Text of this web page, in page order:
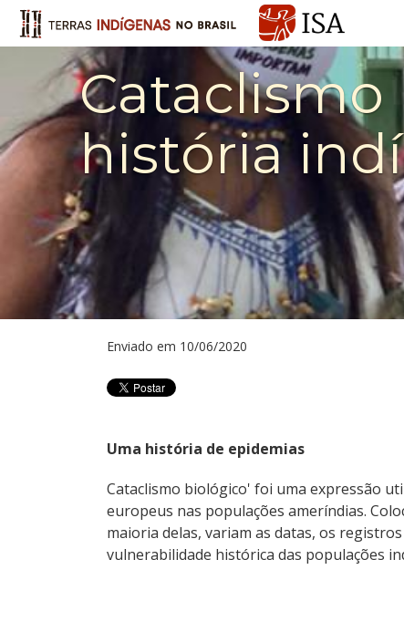
história
Enviado em 10/06/2020
Uma história de epidemias
Cataclismo biológico' foi uma expressão
europeus nas populações ameríndias.
maioria delas, variam as datas, os
vulnerabilidade histórica das populações